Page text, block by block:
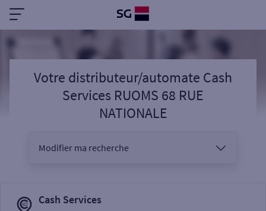
Votre distributeur/automate Cash
Services RUOMS 68 RUE
NATIONALE
Modifier ma recherche
Cash Services